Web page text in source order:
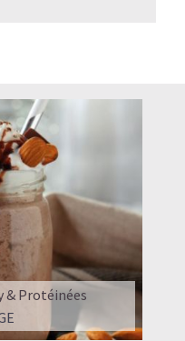
& Protéinées